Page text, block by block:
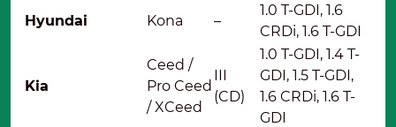
Hyundai
Kona –
1.0 T-GDI, 1.6
CRDi, 1.6 T-GDI
Kia
Ceed /
Pro Ceed
/ XCeed
III
(CD)
1.0 T-GDI, 1.4 T-
GDI, 1.5 T-GDI,
1.6 CRDi, 1.6 T-
GDI